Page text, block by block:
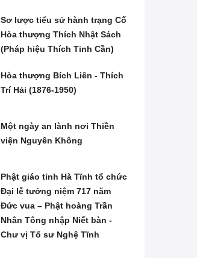
Sơ lược tiểu sử hành trạng Cố
Hòa thượng Thích Nhật Sách
(Pháp hiệu Thích Tinh Cần)
Hòa thượng Bích Liên - Thích
Trí Hải (1876-1950)
Một ngày an lành nơi Thiền
viện Nguyên Không
Phật giáo tỉnh Hà Tĩnh tổ chức
Đại lễ tưởng niệm 717 năm
Đức vua – Phật hoàng Trần
Nhân Tông nhập Niết bàn -
Chư vị Tổ sư Nghệ Tĩnh